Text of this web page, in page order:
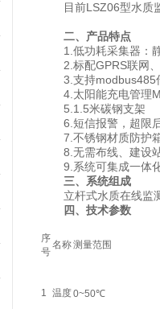
目前LSZ06型水质监
二、产品特点
1.低功耗采集器：静
2.标配GPRS联网、
3.支持modbus485
4.太阳能充电管理
5.1.5米碳钢支架
6.短信报警，超限后
7.不锈钢材质防护箱
8.无需布线、建设站
9.系统可集成一体化
三、系统组成
立杆式水质在线监测
四、技术参数
序
号
名称测量范围
1 温度0~50℃